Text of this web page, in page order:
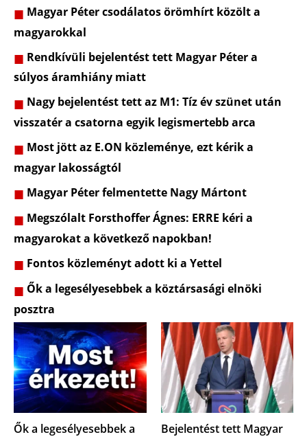
Magyar Péter csodálatos örömhírt közölt a
magyarokkal
Rendkívüli bejelentést tett Magyar Péter a
súlyos áramhiány miatt
Nagy bejelentést tett az M1: Tíz év szünet után
visszatér a csatorna egyik legismertebb arca
Most jött az E.ON közleménye, ezt kérik a
magyar lakosságtól
Magyar Péter felmentette Nagy Mártont
Megszólalt Forsthoffer Ágnes: ERRE kéri a
magyarokat a következő napokban!
Fontos közleményt adott ki a Yettel
Ők a legesélyesebbek a köztársasági elnöki
posztra
Ők a legesélyesebbek a
Bejelentést tett Magyar